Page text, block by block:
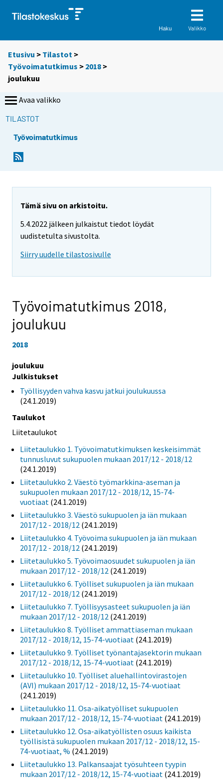
Haku Valikko
Etusivu > Tilastot >
Työvoimatutkimus > 2018 >
joulukuu
Avaa valikko
TILASTOT
Työvoimatutkimus
Tämä sivu on arkistoitu.
5.4.2022 jälkeen julkaistut tiedot löydät
uudistetulta sivustolta.
Siirry uudelle tilastosivulle
Työvoimatutkimus 2018,
joulukuu
2018
joulukuu
Julkistukset
Työllisyyden vahva kasvu jatkui joulukuussa
(24.1.2019)
Taulukot
Liitetaulukot
Liitetaulukko 1. Työvoimatutkimuksen keskeisimmät
tunnusluvut sukupuolen mukaan 2017/12 - 2018/12
(24.1.2019)
Liitetaulukko 2. Väestö työmarkkina-aseman ja
sukupuolen mukaan 2017/12 - 2018/12, 15-74-
vuotiaat (24.1.2019)
Liitetaulukko 3. Väestö sukupuolen ja iän mukaan
2017/12 - 2018/12 (24.1.2019)
Liitetaulukko 4. Työvoima sukupuolen ja iän mukaan
2017/12 - 2018/12 (24.1.2019)
Liitetaulukko 5. Työvoimaosuudet sukupuolen ja iän
mukaan 2017/12 - 2018/12 (24.1.2019)
Liitetaulukko 6. Työlliset sukupuolen ja iän mukaan
2017/12 - 2018/12 (24.1.2019)
Liitetaulukko 7. Työllisyysasteet sukupuolen ja iän
mukaan 2017/12 - 2018/12 (24.1.2019)
Liitetaulukko 8. Työlliset ammattiaseman mukaan
2017/12 - 2018/12, 15-74-vuotiaat (24.1.2019)
Liitetaulukko 9. Työlliset työnantajasektorin mukaan
2017/12 - 2018/12, 15-74-vuotiaat (24.1.2019)
Liitetaulukko 10. Työlliset aluehallintovirastojen
(AVI) mukaan 2017/12 - 2018/12, 15-74-vuotiaat
(24.1.2019)
Liitetaulukko 11. Osa-aikatyölliset sukupuolen
mukaan 2017/12 - 2018/12, 15-74-vuotiaat (24.1.2019)
Liitetaulukko 12. Osa-aikatyöllisten osuus kaikista
työllisistä sukupuolen mukaan 2017/12 - 2018/12, 15-
74-vuotiaat, % (24.1.2019)
Liitetaulukko 13. Palkansaajat työsuhteen tyypin
mukaan 2017/12 - 2018/12, 15-74-vuotiaat (24.1.2019)